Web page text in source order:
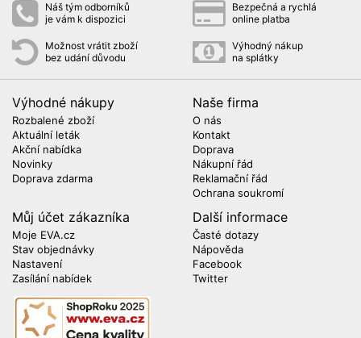
Náš tým odborníků
je vám k dispozici
Bezpečná a rychlá
online platba
Možnost vrátit zboží
bez udání důvodu
Výhodný nákup
na splátky
Výhodné nákupy
Rozbalené zboží
Aktuální leták
Akční nabídka
Novinky
Doprava zdarma
Naše firma
O nás
Kontakt
Doprava
Nákupní řád
Reklamační řád
Ochrana soukromí
Můj účet zákazníka
Moje EVA.cz
Stav objednávky
Nastavení
Zasílání nabídek
Další informace
Časté dotazy
Nápověda
Facebook
Twitter